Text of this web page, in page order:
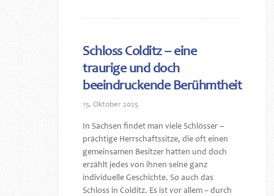
Schloss Colditz – eine
traurige und doch
beeindruckende Berühmtheit
15. Oktober 2025
In Sachsen findet man viele Schlösser –
prächtige Herrschaftssitze, die oft einen
gemeinsamen Besitzer hatten und doch
erzählt jedes von ihnen seine ganz
individuelle Geschichte. So auch das
Schloss in Colditz. Es ist vor allem – durch